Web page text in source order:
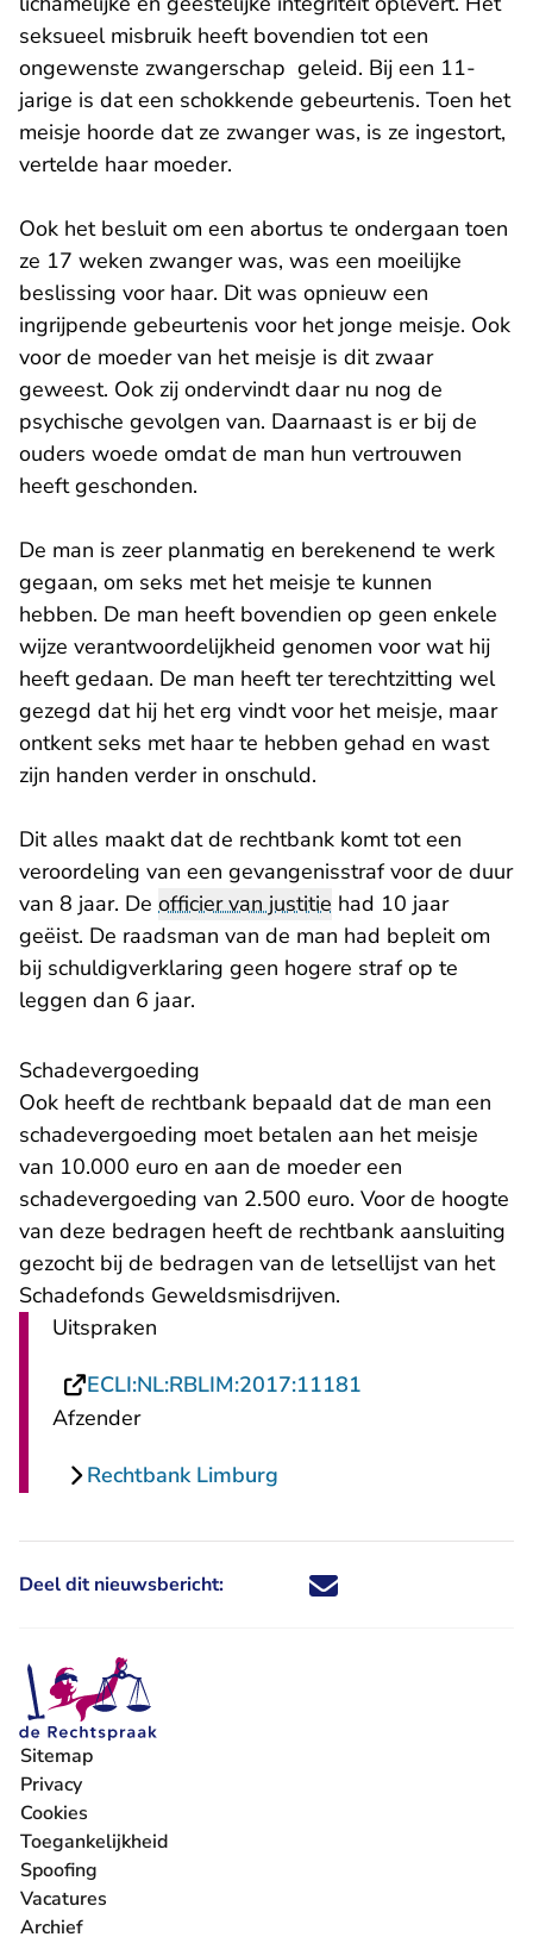
seksueel misbruik heeft bovendien tot een
ongewenste zwangerschap geleid. Bij een 11-
jarige is dat een schokkende gebeurtenis. Toen het
meisje hoorde dat ze zwanger was, is ze ingestort,
vertelde haar moeder.
Ook het besluit om een abortus te ondergaan toen
ze 17 weken zwanger was, was een moeilijke
beslissing voor haar. Dit was opnieuw een
ingrijpende gebeurtenis voor het jonge meisje. Ook
voor de moeder van het meisje is dit zwaar
geweest. Ook zij ondervindt daar nu nog de
psychische gevolgen van. Daarnaast is er bij de
ouders woede omdat de man hun vertrouwen
heeft geschonden.
De man is zeer planmatig en berekenend te werk
gegaan, om seks met het meisje te kunnen
hebben. De man heeft bovendien op geen enkele
wijze verantwoordelijkheid genomen voor wat hij
heeft gedaan. De man heeft ter terechtzitting wel
gezegd dat hij het erg vindt voor het meisje, maar
ontkent seks met haar te hebben gehad en wast
zijn handen verder in onschuld.
Dit alles maakt dat de rechtbank komt tot een
veroordeling van een gevangenisstraf voor de duur
van 8 jaar. De officier van justitie had 10 jaar
geëist. De raadsman van de man had bepleit om
bij schuldigverklaring geen hogere straf op te
leggen dan 6 jaar.
Schadevergoeding
Ook heeft de rechtbank bepaald dat de man een
schadevergoeding moet betalen aan het meisje
van 10.000 euro en aan de moeder een
schadevergoeding van 2.500 euro. Voor de hoogte
van deze bedragen heeft de rechtbank aansluiting
gezocht bij de bedragen van de letsellijst van het
Schadefonds Geweldsmisdrijven.
Uitspraken
ECLI:NL:RBLIM:2017:11181
Afzender
Rechtbank Limburg
Deel dit nieuwsbericht: Deel dit nieuwsbericht via X -
Deel dit nieuwsbericht via
Deel dit nieuwsbericht
Deel dit
Sitemap
Privacy
Cookies
Toegankelijkheid
Spoofing
Vacatures
- U verlaat Rechtspraak.nl
Archief